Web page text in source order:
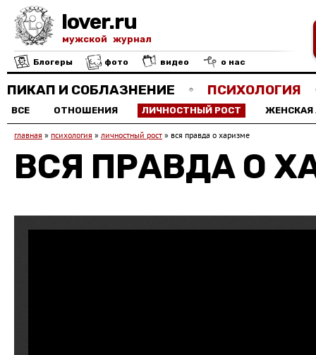
lover.ru
мужской журнал
Блогеры фото видео о нас
ПИКАП И СОБЛАЗНЕНИЕ ПСИХОЛОГИЯ
ВСЕ ОТНОШЕНИЯ ЛИЧНОСТНЫЙ РОСТ ЖЕНСКАЯ
главная » психология » личностный рост » вся правда о харизме
ВСЯ ПРАВДА О